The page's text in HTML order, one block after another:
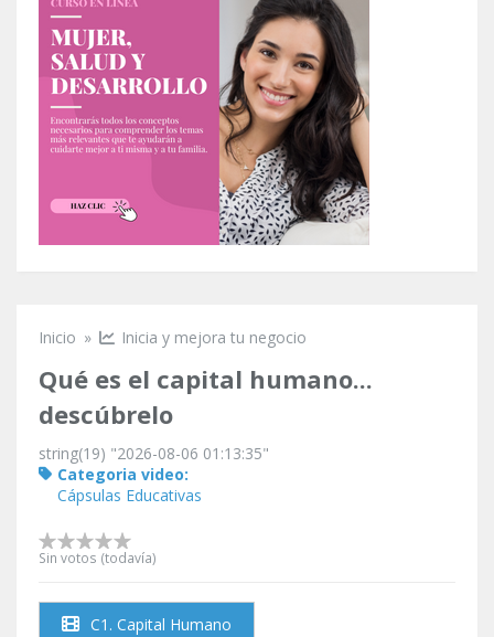
Inicio » Inicia y mejora tu negocio
Qué es el capital humano...
descúbrelo
string(19) "2026-08-06 01:13:35"
Categoria video:
Cápsulas Educativas
Sin votos (todavía)
C1. Capital Humano